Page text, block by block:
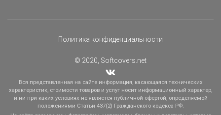
Политика конфиденциальности
© 2020, Softcovers.net
Вся представленная на сайте информация, касающаяся технических
характеристик, стоимости товаров и услуг носит информационный характер,
и ни при каких условиях не является публичной офертой, определяемой
положениями Статьи 437(2) Гражданского кодекса РФ.